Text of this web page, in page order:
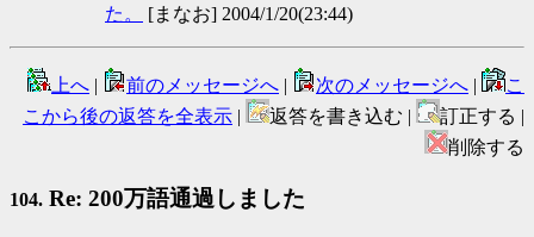
た。
[まなお] 2004/1/20(23:44)
上へ | 前のメッセージへ | 次のメッセージへ |
こ
こから後の返答を全表示 | 返答を書き込む |
訂正する |
削除する
104. Re: 200万語通過しました